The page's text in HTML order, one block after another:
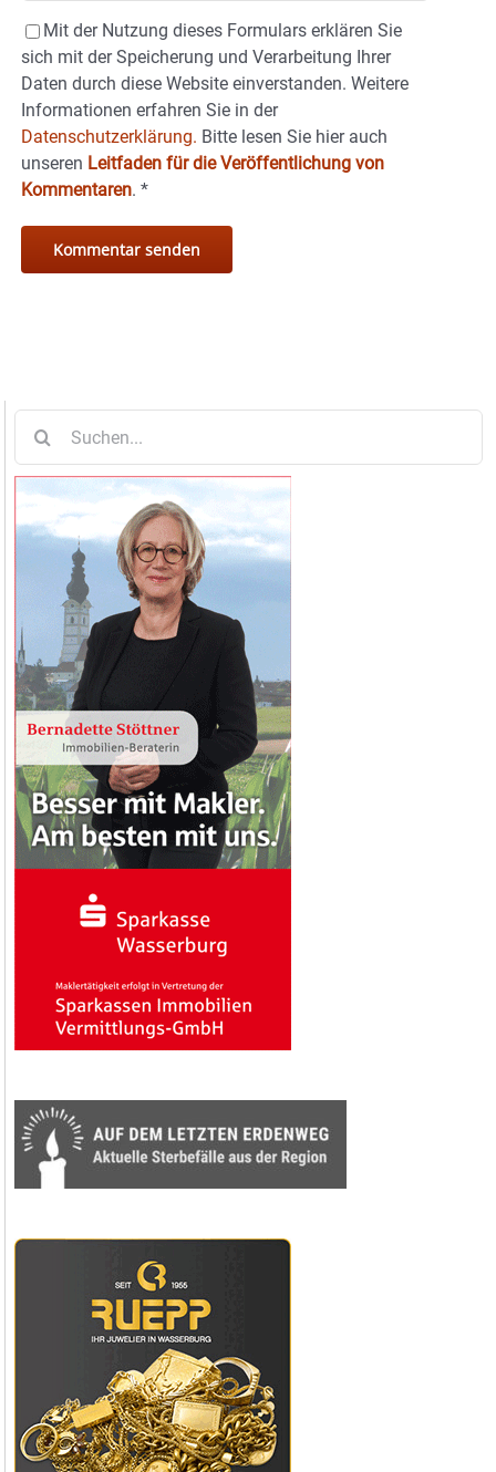
Mit der Nutzung dieses Formulars erklären Sie
sich mit der Speicherung und Verarbeitung Ihrer
Daten durch diese Website einverstanden. Weitere
Informationen erfahren Sie in der
Datenschutzerklärung. Bitte lesen Sie hier auch
unseren Leitfaden für die Veröffentlichung von
Kommentaren. *
nach: